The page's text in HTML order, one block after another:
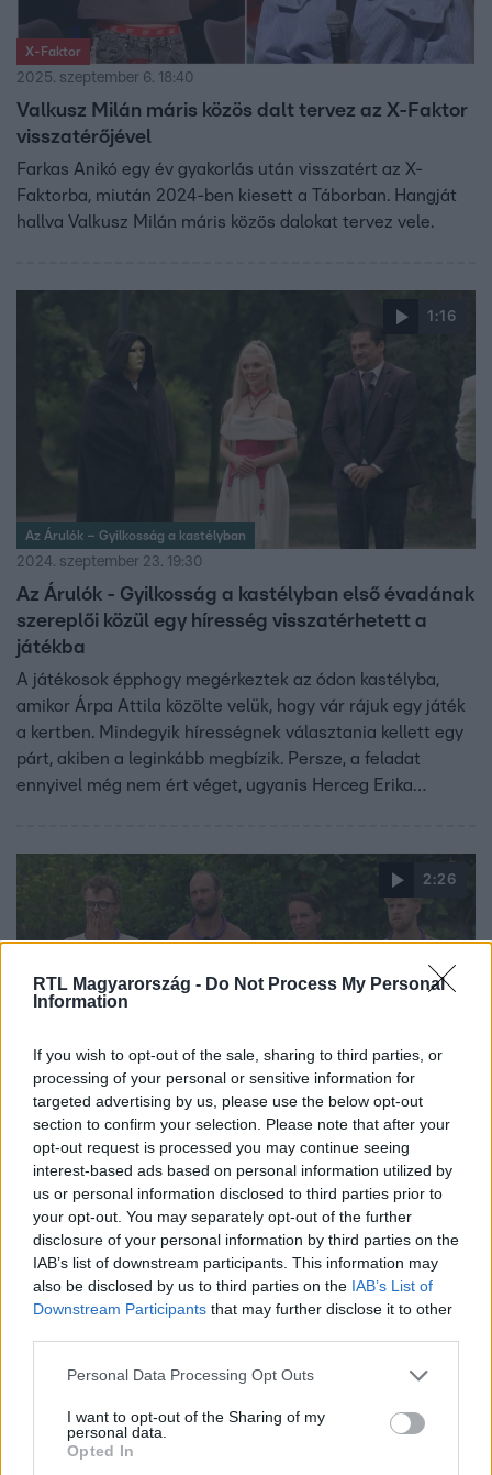
RTL Magyarország - Do Not Process My Personal
Information
If you wish to opt-out of the sale, sharing to third parties, or
processing of your personal or sensitive information for
targeted advertising by us, please use the below opt-out
section to confirm your selection. Please note that after your
opt-out request is processed you may continue seeing
interest-based ads based on personal information utilized by
us or personal information disclosed to third parties prior to
your opt-out. You may separately opt-out of the further
disclosure of your personal information by third parties on the
IAB’s list of downstream participants. This information may
also be disclosed by us to third parties on the IAB’s List of
Downstream Participants that may further disclose it to other
Please note that this website/app uses one or more Google
not limited to your visit or usage behaviour. You may click to
grant or deny consent to Google and its third-party tags to
use your data for below specified purposes in below Google
Personal Data Processing Opt Outs
I want to opt-out of the Sharing of my
personal data.
Opted In
X-Faktor
2025. szeptember 6. 18:40
Valkusz Milán máris közös dalt tervez az X-Faktor
visszatérőjével
Farkas Anikó egy év gyakorlás után visszatért az X-
Faktorba, miután 2024-ben kiesett a Táborban. Hangját
hallva Valkusz Milán máris közös dalokat tervez vele.
1:16
Az Árulók – Gyilkosság a kastélyban
2024. szeptember 23. 19:30
Az Árulók - Gyilkosság a kastélyban első évadának
szereplői közül egy híresség visszatérhetett a
játékba
A játékosok épphogy megérkeztek az ódon kastélyba,
amikor Árpa Attila közölte velük, hogy vár rájuk egy játék
a kertben. Mindegyik hírességnek választania kellett egy
párt, akiben a leginkább megbízik. Persze, a feladat
ennyivel még nem ért véget, ugyanis Herceg Erika
2:26
Survivor
2023. november 7. 21:50
Simi visszatérése és a törzsek kettéosztása is
sokkolta a Survivor játékosait
A Zsákmányszerzés előtt újabb fordulat következett be a
Sama-Sama törzsben: Joe két csapatra osztotta a
játékosokat. Az egyik négyeshez pedig a Holtak
Szigetéről visszatérő túlélő is csatlakozott, akit nem
fogadtak kitörő örömmel a társai.